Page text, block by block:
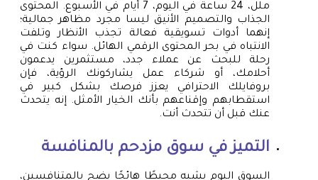
ملل، 24 ساعة في اليوم، 7 أيام في الأسبوع. المحتوى
الجذاب والتصميم الأنيق ليسا مجرد مظاهر جمالية؛
إنهما أدوات تسويقية فعالة تجذب الأنظار وتلفت
الانتباه في بحر المحتوى الرقمي الهائل. سواء كنت في
رحلة للبحث عن عملاء جدد، مستثمرين يدعمون
أحلامك، أو شركاء عمل يشاركونك الرؤية، فإن
بروفايلك الاحترافي يعزز فرصك بشكل كبير في
استقطابهم وإقناعهم بأنك الخيار الأمثل. إنه يتحدث
عنك قبل أن تتحدث أنت.
التميز في سوق مزدحم بالمنافسة
السوق اليوم يشبه محيطًا هائجًا يضج بالمتنافسين،